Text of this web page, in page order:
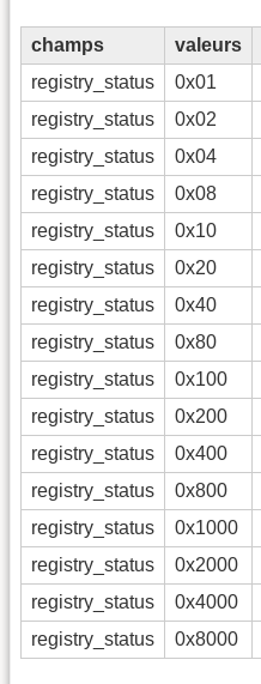
champs valeurs
registry_status
0x01
registry_status
0x02
registry_status
0x04
registry_status
0x08
registry_status
0x10
registry_status
0x20
registry_status
0x40
registry_status
0x80
registry_status
0x100
registry_status
0x200
registry_status
0x400
registry_status
0x800
registry_status
0x1000
registry_status
0x2000
registry_status
0x4000
registry_status
0x8000